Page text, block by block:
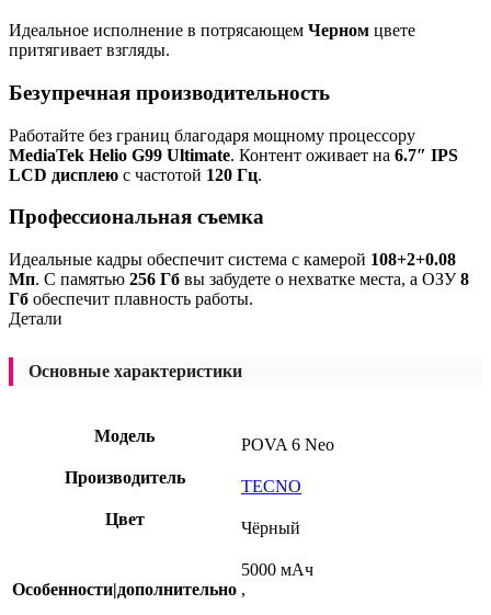
Идеальное исполнение в потрясающем Черном цвете
притягивает взгляды.
Безупречная производительность
Работайте без границ благодаря мощному процессору
MediaTek Helio G99 Ultimate. Контент оживает на 6.7″ IPS
LCD дисплею с частотой 120 Гц.
Профессиональная съемка
Идеальные кадры обеспечит система с камерой 108+2+0.08
Мп. С памятью 256 Гб вы забудете о нехватке места, а ОЗУ8
Гб обеспечит плавность работы.
Детали
Основные характеристики
Модель
POVA 6 Neo
Производитель
TECNO
Цвет
Чёрный
Особенности|дополнительно
5000 мАч
,